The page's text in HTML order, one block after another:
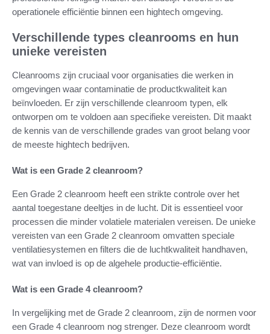
operationele efficiëntie binnen een hightech omgeving.
Verschillende types cleanrooms en hun
unieke vereisten
Cleanrooms zijn cruciaal voor organisaties die werken in
omgevingen waar contaminatie de productkwaliteit kan
beïnvloeden. Er zijn verschillende cleanroom typen, elk
ontworpen om te voldoen aan specifieke vereisten. Dit maakt
de kennis van de verschillende grades van groot belang voor
de meeste hightech bedrijven.
Wat is een Grade 2 cleanroom?
Een Grade 2 cleanroom heeft een strikte controle over het
aantal toegestane deeltjes in de lucht. Dit is essentieel voor
processen die minder volatiele materialen vereisen. De unieke
vereisten van een Grade 2 cleanroom omvatten speciale
ventilatiesystemen en filters die de luchtkwaliteit handhaven,
wat van invloed is op de algehele productie-efficiëntie.
Wat is een Grade 4 cleanroom?
In vergelijking met de Grade 2 cleanroom, zijn de normen voor
een Grade 4 cleanroom nog strenger. Deze cleanroom wordt